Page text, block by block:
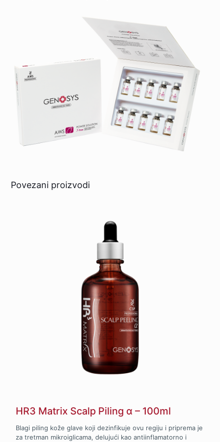
Povezani proizvodi
HR3 Matrix Scalp Piling α – 100ml
Blagi piling kože glave koji dezinfikuje ovu regiju i priprema je
za tretman mikroiglicama, delujući kao antiinflamatorno i